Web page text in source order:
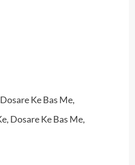
Ke Bas Me,
Dosare Ke Bas Me,